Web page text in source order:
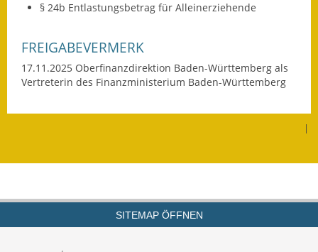
Leben
Baugebiete & Bauplätze
Bauwasser/Wasser/Abwasser
Flächennutzungsplan
§ 24b Entlastungsbetrag für Alleinerziehende
FREIGABEVERMERK
17.11.2025 Oberfinanzdirektion Baden-Württemberg als
Vertreterin des Finanzministerium Baden-Württemberg
|
SITEMAP ÖFFNEN